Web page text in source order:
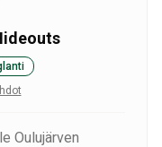
Oulujärven